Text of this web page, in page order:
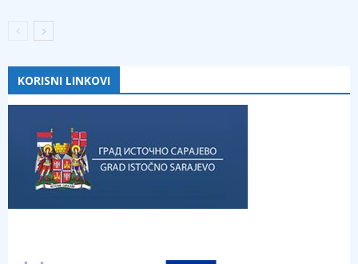
KORISNI LINKOVI